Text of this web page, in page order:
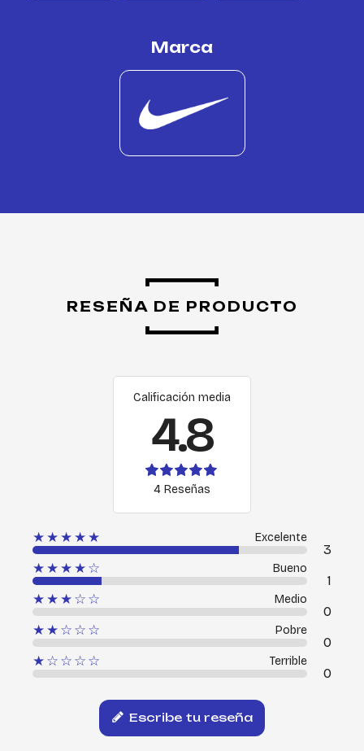
Marca
RESEÑA DE PRODUCTO
Calificación media
4.8
4 Reseñas
★★★★★ Excelente
3
★★★★☆
Bueno
1
★★★☆☆
Medio
0
★★☆☆☆
Pobre
0
★☆☆☆☆
Terrible
0
Escribe tu reseña